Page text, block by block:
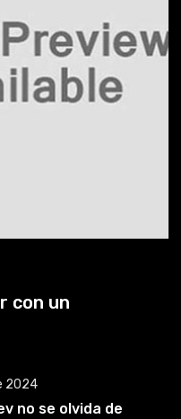
con un
2024
no se olvida de